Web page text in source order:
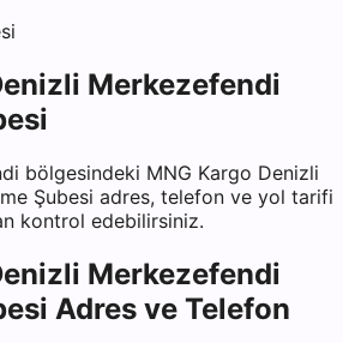
Merkezefendi
bölgesindeki MNG Kargo Denizli
Şubesi adres, telefon ve yol tarifi
kontrol edebilirsiniz.
Merkezefendi
Adres ve Telefon